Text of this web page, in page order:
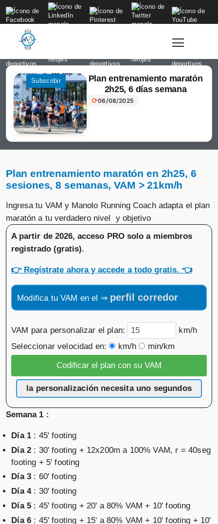
to
content
Login Subscribir
Plan entrenamiento maratón
2h25, 6 días semana
⟳06/08/2025
Plan entrenamiento maratón en 2h25, 6
sesiones, 8 semanas, VAM > 21km/h
Ingresa tu VAM y Manolo Running Coach adapta el plan
maratón a tu verdadero nivel y objetivo
A partir de 2026, acceso PRO solo a miembros
registrado (gratis).
👉 Regístrate ahora y accede a todo gratis. 👈
Modifica tu VAM en el ⇒ perfil corredor
VAM para personalizar el plan:
km/h
Seleccionar velocidad en:
km/h min/km
la personalización necesita uno segundos
Semana 1 :
Día 1 : 45' footing
Día 2 : 30' footing + 12x200m a 100% VAM, r = 40seg
footing + 5' footing
Día 3 : 60' footing
Día 4: 30' footing
Día 5 : 45' footing + 20' a 80% VAM + 10' footing
Día 6 : 45' footing + 15' a 80% VAM + 10' footing + 10'